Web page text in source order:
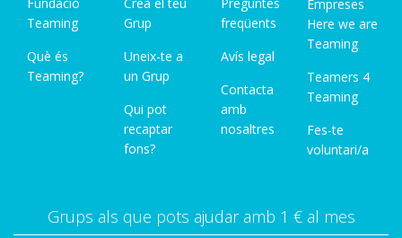
Fundació
Teaming
Què és
Teaming?
Crea el teu
Grup
Uneix-te a
un Grup
Qui pot
recaptar
fons?
Preguntes
freqüents
Avís legal
Contacta
amb
nosaltres
Empreses
Here we are
Teaming
Teamers 4
Teaming
Fes-te
voluntari/a
Grups als que pots ajudar amb 1 € al mes